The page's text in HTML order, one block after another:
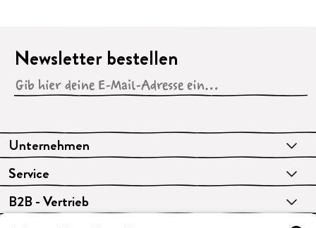
Unternehmen
Service
B2B - Vertrieb
Newsletter bestellen